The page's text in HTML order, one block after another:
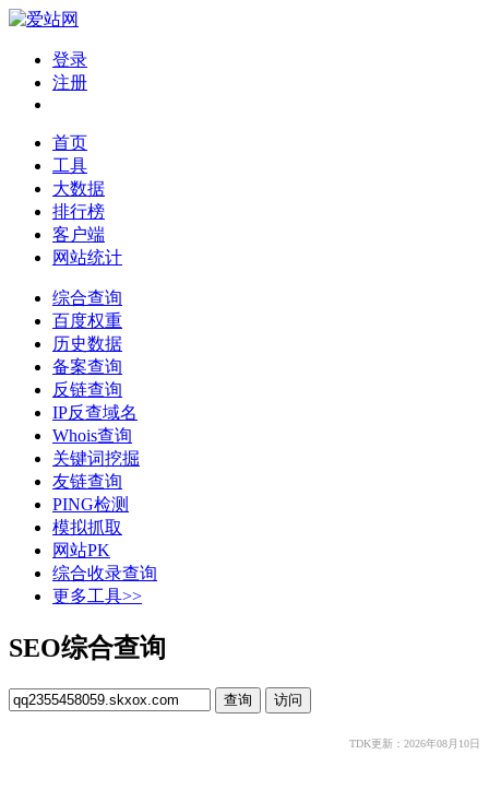
登录
注册
首页
工具
大数据
排行榜
客户端
网站统计
综合查询
百度权重
历史数据
备案查询
反链查询
IP反查域名
Whois查询
关键词挖掘
友链查询
PING检测
模拟抓取
网站PK
综合收录查询
更多工具>>
SEO综合查询
TDK更新：2026年08月10日